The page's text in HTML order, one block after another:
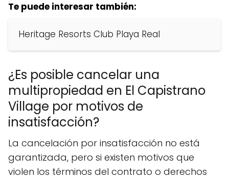
Te puede interesar también:
Heritage Resorts Club Playa Real
¿Es posible cancelar una
multipropiedad en El Capistrano
Village por motivos de
insatisfacción?
La cancelación por insatisfacción no está
garantizada, pero si existen motivos que
violen los términos del contrato o derechos